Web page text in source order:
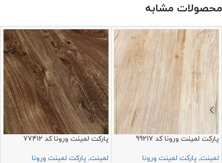
محصولات مشابه
پارکت لمینت ورونا کد 99217
لمینت, پارکت لمینت ورونا
پارکت لمینت ورونا کد 77412
لمینت, پارکت لمینت ورونا